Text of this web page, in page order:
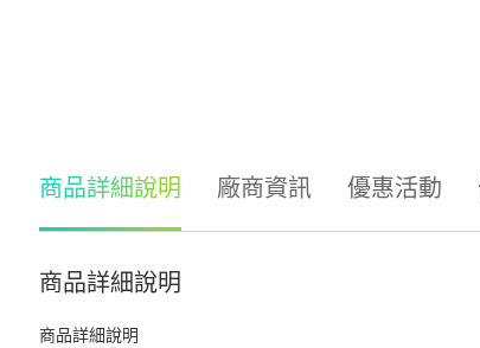
商品詳細說明 廠商資訊 優惠活動
商品詳細說明
商品詳細說明